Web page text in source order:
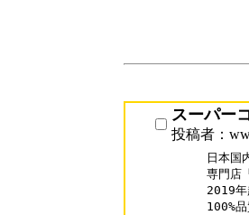
スーパー
投稿者：
日本国
専門店
2019年
100%